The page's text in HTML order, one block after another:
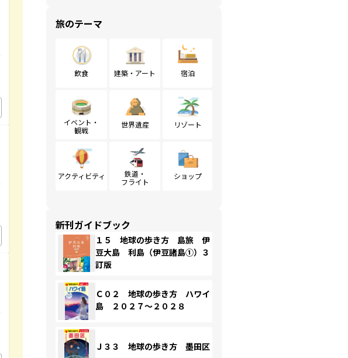
旅のテーマ
飲食 建築・アート 宿泊
イベント・
観戦
世界遺産 リゾート
アクティビティ
鉄道・
フライト
ショップ
新刊ガイドブック
１５ 地球の歩き方 島旅 伊
豆大島 利島（伊豆諸島①）３
訂版
Ｃ０２ 地球の歩き方 ハワイ
島 ２０２７～２０２８
Ｊ３３ 地球の歩き方 墨田区